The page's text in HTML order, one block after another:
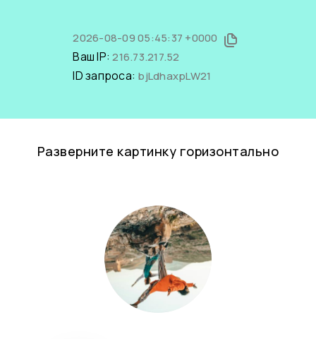
2026-08-09 05:45:37 +0000
Ваш IP:216.73.217.52
ID запроса: bjLdhaxpLW21
Разверните картинку горизонтально